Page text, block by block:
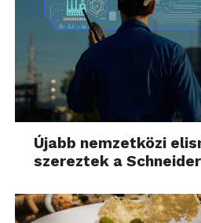
Újabb nemzetközi
szereztek a